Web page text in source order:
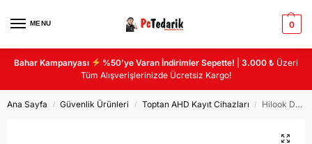
MENU 0
Bahar Kampanyası %50’ye Varan İndirimler Sepette! |3.000 ₺ Üzeri
Tüm Alışverişlerinizde Ücretsiz Kargo!
Ana Sayfa / Güvenlik Ürünleri / Toptan AHD Kayıt Cihazları / Hilook DVR-116G-K1 16 Kanal 1 HDD AHD KAYIT CİHAZI